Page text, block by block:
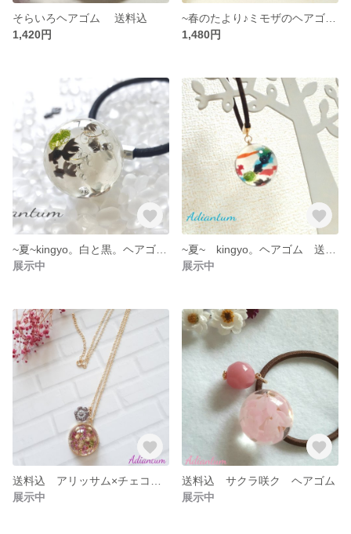
そらいろヘアゴム 送料込
1,420円
1,480円
展示中
展示中
展示中
送料込 サクラ咲ク ヘアゴム
展示中